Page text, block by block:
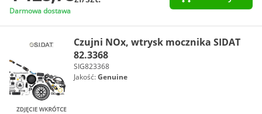
Darmowa dostawa
Czujni NOx, wtrysk mocznika SIDAT
82.3368
SIG823368
Jakość:Genuine